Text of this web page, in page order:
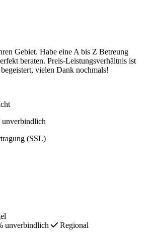
Gebiet. Habe eine A bis Z Betreung
beraten. Preis-Leistungsverhältnis ist
vielen Dank nochmals!
unverbindlich
(SSL)
unverbindlich Regional